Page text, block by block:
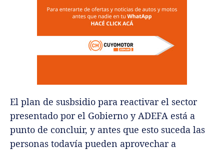
El plan de susbsidio para reactivar el sector
presentado por el Gobierno y ADEFA está a
punto de concluir, y antes que esto suceda las
personas todavía pueden aprovechar a